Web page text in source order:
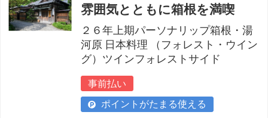
雰囲気とともに箱根を満喫
２６年上期パーソナリップ箱根・湯
河原 日本料理 （フォレスト・ウイン
グ）ツインフォレストサイド
事前払い
ポイントがたまる使える